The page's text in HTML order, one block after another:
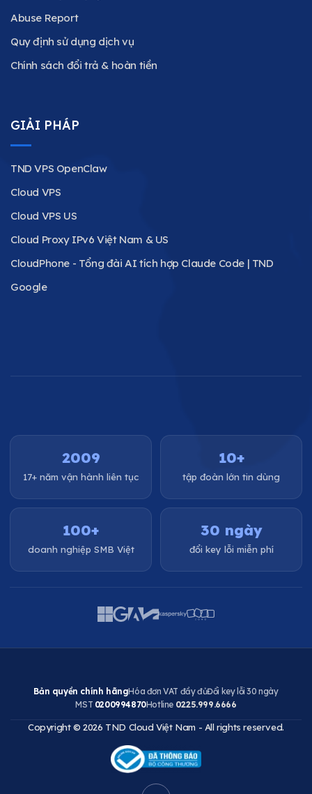
Abuse Report
Quy định sử dụng dịch vụ
Chính sách đổi trả & hoàn tiền
GIẢI PHÁP
TND VPS OpenClaw
Cloud VPS
Cloud VPS US
Cloud Proxy IPv6 Việt Nam & US
CloudPhone - Tổng đài AI tích hợp Claude Code | TND
Google
2009
17+ năm vận hành liên tục
10+
tập đoàn lớn tin dùng
100+
doanh nghiệp SMB Việt
30 ngày
đổi key lỗi miễn phí
Bản quyền chính hãngHóa đơn VAT đầy đủĐổi key lỗi 30 ngày
MST 0200994870Hotline 0225.999.6666
Copyright © 2026 TND Cloud Việt Nam - All rights reserved.